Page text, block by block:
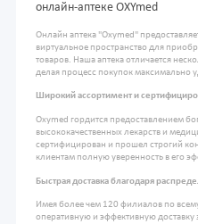
онлайн-аптеке OXYmed
Онлайн аптека "Oxymed"
виртуальное пространство для
товаров. Наша аптека отличается
делая процесс покупок максимально
Широкий ассортимент и
Oxymed гордится предоставлением
высококачественных лекарств и
сертифицирован и прошел строгий
клиентам полную уверенность в его
Быстрая доставка благодаря
Имея более чем 120 филиалов по
оперативную и эффективную доставку